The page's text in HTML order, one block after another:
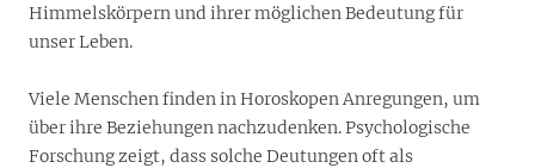
Himmelskörpern und ihrer möglichen Bedeutung für
unser Leben.
Viele Menschen finden in Horoskopen Anregungen, um
über ihre Beziehungen nachzudenken. Psychologische
Forschung zeigt, dass solche Deutungen oft als